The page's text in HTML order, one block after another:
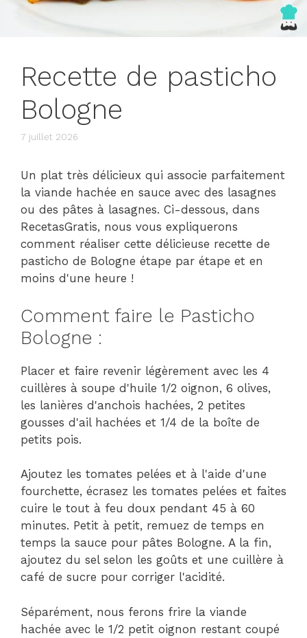
Recette de pasticho
Bologne
7 juillet 2026
Un plat très délicieux qui associe parfaitement
la viande hachée en sauce avec des lasagnes
ou des pâtes à lasagnes. Ci-dessous, dans
RecetasGratis, nous vous expliquerons
comment réaliser cette délicieuse recette de
pasticho de Bologne étape par étape et en
moins d'une heure !
Comment faire le Pasticho
Bologne :
Placer et faire revenir légèrement avec les 4
cuillères à soupe d'huile 1/2 oignon, 6 olives,
les lanières d'anchois hachées, 2 petites
gousses d'ail hachées et 1/4 de la boîte de
petits pois.
Ajoutez les tomates pelées et à l'aide d'une
fourchette, écrasez les tomates pelées et faites
cuire le tout à feu doux pendant 45 à 60
minutes. Petit à petit, remuez de temps en
temps la sauce pour pâtes Bologne. A la fin,
ajoutez du sel selon les goûts et une cuillère à
café de sucre pour corriger l'acidité.
Séparément, nous ferons frire la viande
hachée avec le 1/2 petit oignon restant coupé